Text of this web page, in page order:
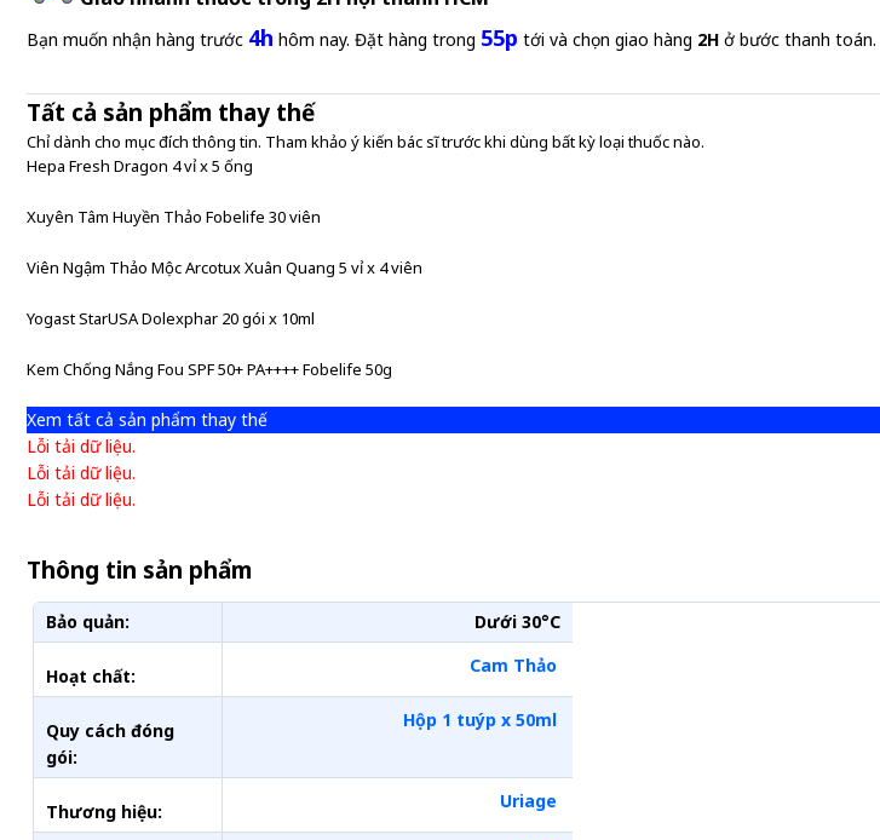
Bạn muốn nhận hàng trước 4h hôm nay. Đặt hàng trong 55p tới và chọn giao hàng 2H ở bước thanh toán.
Tất cả sản phẩm thay thế
Chỉ dành cho mục đích thông tin. Tham khảo ý kiến bác sĩ trước khi dùng bất kỳ loại thuốc nào.
Hepa Fresh Dragon 4 vỉ x 5 ống
Xuyên Tâm Huyền Thảo Fobelife 30 viên
Viên Ngậm Thảo Mộc Arcotux Xuân Quang 5 vỉ x 4 viên
Yogast StarUSA Dolexphar 20 gói x 10ml
Kem Chống Nắng Fou SPF 50+ PA++++ Fobelife 50g
Xem tất cả sản phẩm thay thế
Lỗi tải dữ liệu.
Lỗi tải dữ liệu.
Lỗi tải dữ liệu.
Thông tin sản phẩm
Bảo quản: Dưới 30°C
Hoạt chất: Cam Thảo
Quy cách đóng
gói:
Hộp 1 tuýp x 50ml
Thương hiệu: Uriage